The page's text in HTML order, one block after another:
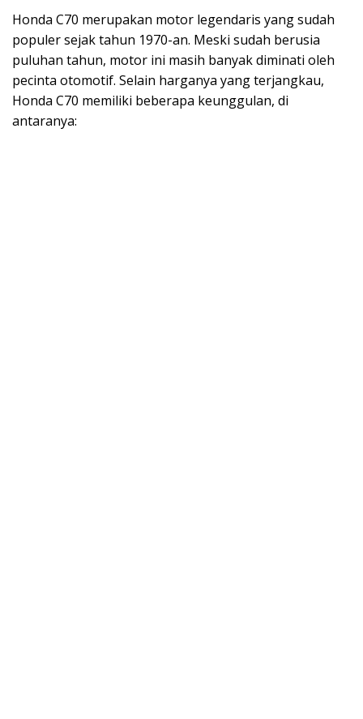
Honda C70 merupakan motor legendaris yang sudah
populer sejak tahun 1970-an. Meski sudah berusia
puluhan tahun, motor ini masih banyak diminati oleh
pecinta otomotif. Selain harganya yang terjangkau,
Honda C70 memiliki beberapa keunggulan, di
antaranya: